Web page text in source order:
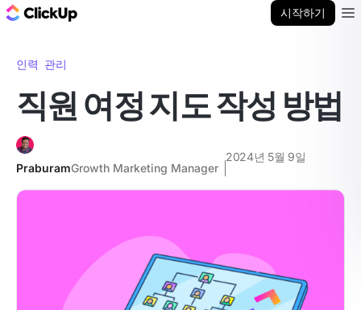
시작하기
인력 관리
직원 여정 지도 작성 방법
PraburamGrowth Marketing Manager
2024년 5월 9일